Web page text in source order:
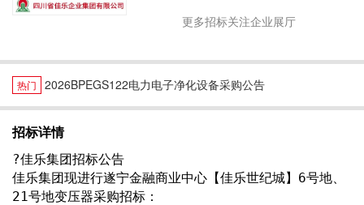
更多招标关注企业展厅
热门 2026BPEGS122电力电子净化设备采购公告
招标详情
?佳乐集团招标公告
佳乐集团现进行遂宁金融商业中心【佳乐世纪城】6号地、
21号地变压器采购招标：